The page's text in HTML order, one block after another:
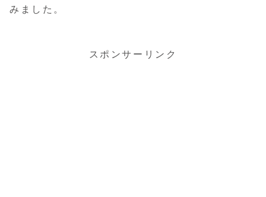
みました。
スポンサーリンク